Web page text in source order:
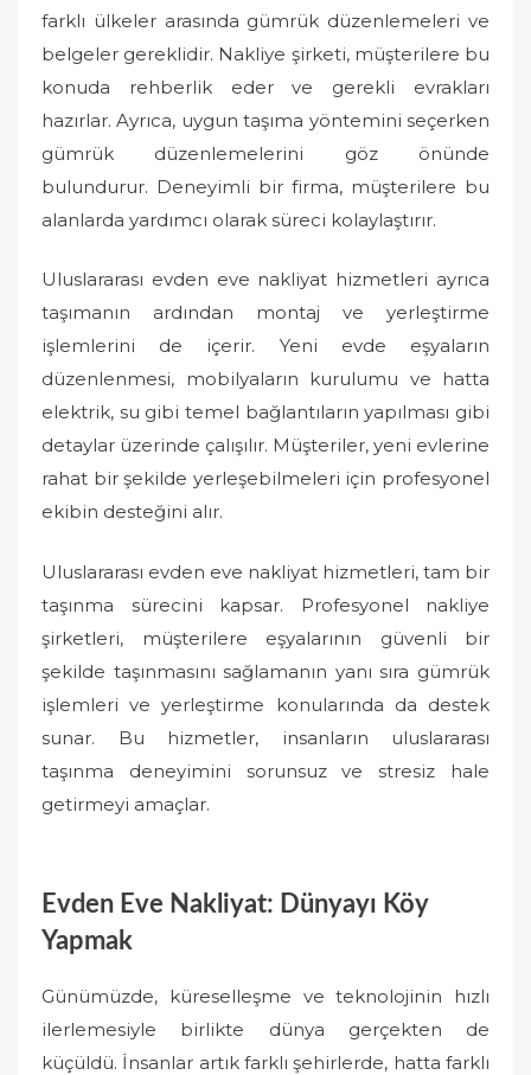
farklı ülkeler arasında gümrük düzenlemeleri ve
belgeler gereklidir. Nakliye şirketi, müşterilere bu
konuda rehberlik eder ve gerekli evrakları
hazırlar. Ayrıca, uygun taşıma yöntemini seçerken
gümrük düzenlemelerini göz önünde
bulundurur. Deneyimli bir firma, müşterilere bu
alanlarda yardımcı olarak süreci kolaylaştırır.
Uluslararası evden eve nakliyat hizmetleri ayrıca
taşımanın ardından montaj ve yerleştirme
işlemlerini de içerir. Yeni evde eşyaların
düzenlenmesi, mobilyaların kurulumu ve hatta
elektrik, su gibi temel bağlantıların yapılması gibi
detaylar üzerinde çalışılır. Müşteriler, yeni evlerine
rahat bir şekilde yerleşebilmeleri için profesyonel
ekibin desteğini alır.
Uluslararası evden eve nakliyat hizmetleri, tam bir
taşınma sürecini kapsar. Profesyonel nakliye
şirketleri, müşterilere eşyalarının güvenli bir
şekilde taşınmasını sağlamanın yanı sıra gümrük
işlemleri ve yerleştirme konularında da destek
sunar. Bu hizmetler, insanların uluslararası
taşınma deneyimini sorunsuz ve stresiz hale
getirmeyi amaçlar.
Evden Eve Nakliyat: Dünyayı Köy
Yapmak
Günümüzde, küreselleşme ve teknolojinin hızlı
ilerlemesiyle birlikte dünya gerçekten de
küçüldü. İnsanlar artık farklı şehirlerde, hatta farklı